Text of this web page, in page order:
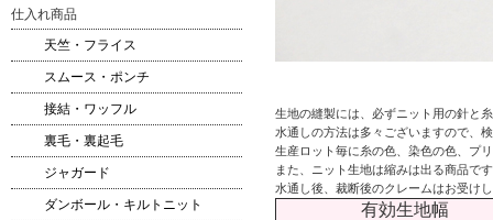
生地の縫製には、必ずニット用の針と
水通しの方法は多々ございますので、
生産ロット毎に糸の色、染色の色、プ
また、ニット生地は縮みは出る商品で
水通し後、裁断後のクレームはお受け
有効生地幅
仕入れ商品
天竺・フライス
スムース・ポンチ
接結・ワッフル
裏毛・裏起毛
ジャガード
ダンボール・キルトニット